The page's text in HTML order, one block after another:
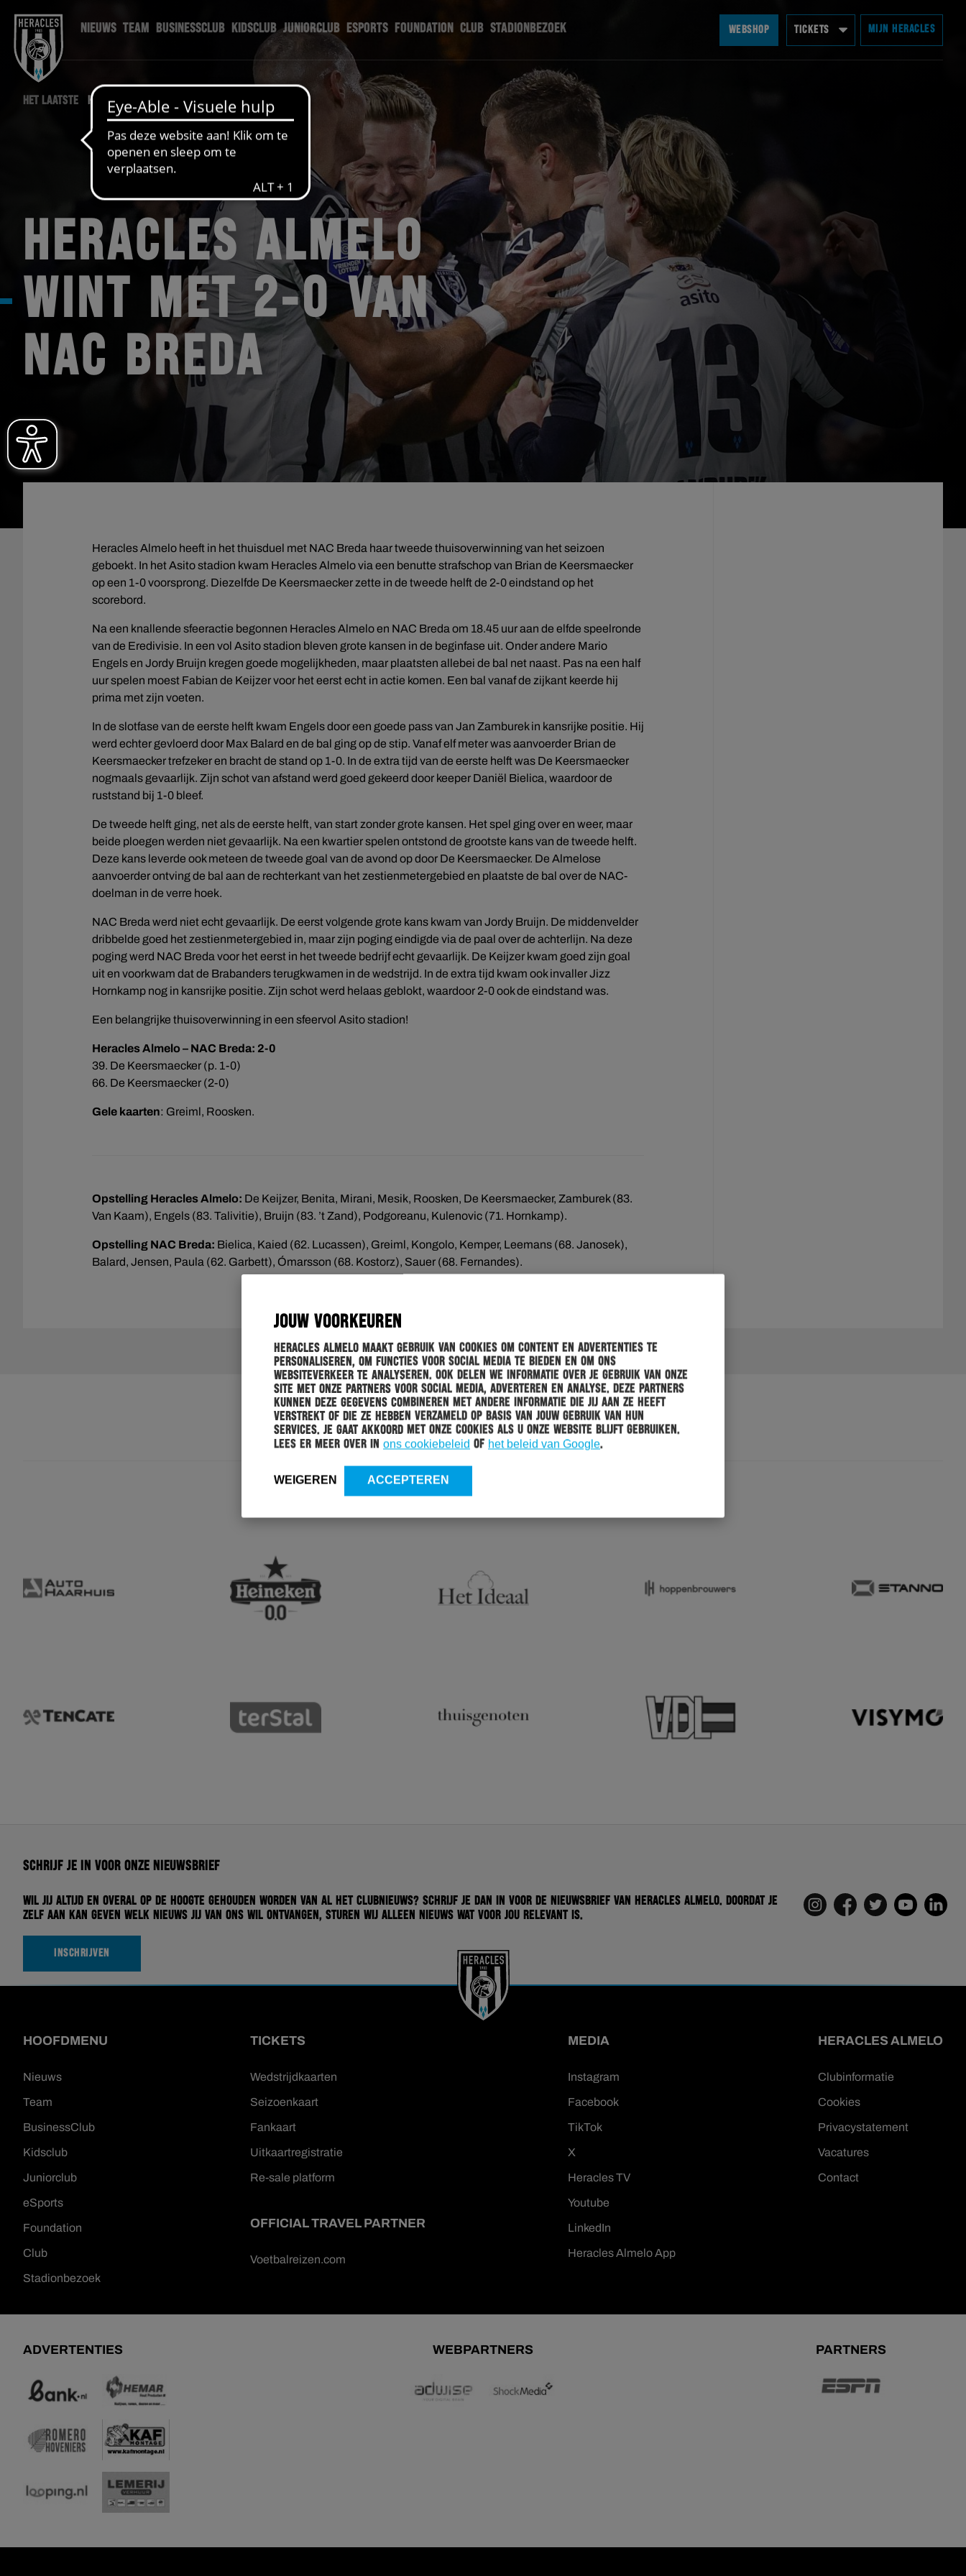
JOUW VOORKEUREN
Heracles Almelo maakt gebruik van cookies om content en advertenties te
personaliseren, om functies voor social media te bieden en om ons
websiteverkeer te analyseren. Ook delen we informatie over je gebruik van onze
site met onze partners voor social media, adverteren en analyse. Deze partners
kunnen deze gegevens combineren met andere informatie die jij aan ze heeft
verstrekt of die ze hebben verzameld op basis van jouw gebruik van hun
services. Je gaat akkoord met onze cookies als u onze website blijft gebruiken.
Lees er meer over in ons cookiebeleid of het beleid van Google.
WEIGEREN ACCEPTEREN
NIEUWS TEAM BUSINESSCLUB KIDSCLUB JUNIORCLUB ESPORTS FOUNDATION CLUB STADIONBEZOEK WEBSHOP TICKETS MIJN HERACLES
HET LAATSTE HERNAC NIEUWS
HERACLES ALMELO
WINT MET 2-0 VAN
NAC BREDA
Heracles Almelo heeft in het thuisduel met NAC Breda haar tweede thuisoverwinning van het seizoen
geboekt. In het Asito stadion kwam Heracles Almelo via een benutte strafschop van Brian de Keersmaecker
op een 1-0 voorsprong. Diezelfde De Keersmaecker zette in de tweede helft de 2-0 eindstand op het
scorebord.
Na een knallende sfeeractie begonnen Heracles Almelo en NAC Breda om 18.45 uur aan de elfde speelronde
van de Eredivisie. In een vol Asito stadion bleven grote kansen in de beginfase uit. Onder andere Mario
Engels en Jordy Bruijn kregen goede mogelijkheden, maar plaatsten allebei de bal net naast. Pas na een half
uur spelen moest Fabian de Keijzer voor het eerst echt in actie komen. Een bal vanaf de zijkant keerde hij
prima met zijn voeten.
In de slotfase van de eerste helft kwam Engels door een goede pass van Jan Zamburek in kansrijke positie. Hij
werd echter gevloerd door Max Balard en de bal ging op de stip. Vanaf elf meter was aanvoerder Brian de
Keersmaecker trefzeker en bracht de stand op 1-0. In de extra tijd van de eerste helft was De Keersmaecker
nogmaals gevaarlijk. Zijn schot van afstand werd goed gekeerd door keeper Daniël Bielica, waardoor de
ruststand bij 1-0 bleef.
De tweede helft ging, net als de eerste helft, van start zonder grote kansen. Het spel ging over en weer, maar
beide ploegen werden niet gevaarlijk. Na een kwartier spelen ontstond de grootste kans van de tweede helft.
Deze kans leverde ook meteen de tweede goal van de avond op door De Keersmaecker. De Almelose
aanvoerder ontving de bal aan de rechterkant van het zestienmetergebied en plaatste de bal over de NAC-
doelman in de verre hoek.
NAC Breda werd niet echt gevaarlijk. De eerst volgende grote kans kwam van Jordy Bruijn. De middenvelder
dribbelde goed het zestienmetergebied in, maar zijn poging eindigde via de paal over de achterlijn. Na deze
poging werd NAC Breda voor het eerst in het tweede bedrijf echt gevaarlijk. De Keijzer kwam goed zijn goal
uit en voorkwam dat de Brabanders terugkwamen in de wedstrijd. In de extra tijd kwam ook invaller Jizz
Hornkamp nog in kansrijke positie. Zijn schot werd helaas geblokt, waardoor 2-0 ook de eindstand was.
Een belangrijke thuisoverwinning in een sfeervol Asito stadion!
Heracles Almelo – NAC Breda: 2-0
39. De Keersmaecker (p. 1-0)
66. De Keersmaecker (2-0)
Gele kaarten: Greiml, Roosken.
Opstelling Heracles Almelo: De Keijzer, Benita, Mirani, Mesik, Roosken, De Keersmaecker, Zamburek (83.
Van Kaam), Engels (83. Talivitie), Bruijn (83. ’t Zand), Podgoreanu, Kulenovic (71. Hornkamp).
Opstelling NAC Breda: Bielica, Kaied (62. Lucassen), Greiml, Kongolo, Kemper, Leemans (68. Janosek),
Balard, Jensen, Paula (62. Garbett), Ómarsson (68. Kostorz), Sauer (68. Fernandes).
Schrijf je in voor onze nieuwsbrief
Wil jij altijd en overal op de hoogte gehouden worden van al het clubnieuws? Schrijf je dan in voor de nieuwsbrief van Heracles Almelo. Doordat je
zelf aan kan geven welk nieuws jij van ons wil ontvangen, sturen wij alleen nieuws wat voor jou relevant is.
INSCHRIJVEN
HOOFDMENU
Nieuws
Team
BusinessClub
Kidsclub
Juniorclub
eSports
Foundation
Club
Stadionbezoek
TICKETS
Wedstrijdkaarten
Seizoenkaart
Fankaart
Uitkaartregistratie
Re-sale platform
OFFICIAL TRAVEL PARTNER
Voetbalreizen.com
MEDIA
Instagram
Facebook
TikTok
X
Heracles TV
Youtube
LinkedIn
Heracles Almelo App
HERACLES ALMELO
Clubinformatie
Cookies
Privacystatement
Vacatures
Contact
ADVERTENTIES WEBPARTNERS PARTNERS